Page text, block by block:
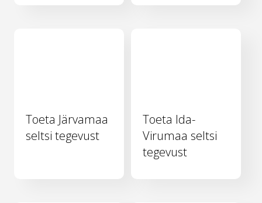
Toeta Järvamaa
seltsi tegevust
Toeta Ida-
Virumaa seltsi
tegevust